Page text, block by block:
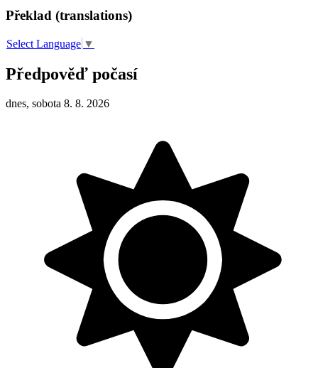
Překlad (translations)
Select Language ▼
Předpověď počasí
dnes, sobota 8. 8. 2026